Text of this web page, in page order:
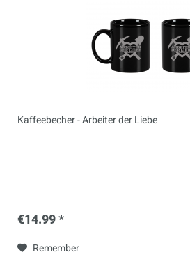
Kaffeebecher - Arbeiter der Liebe
€14.99 *
Remember